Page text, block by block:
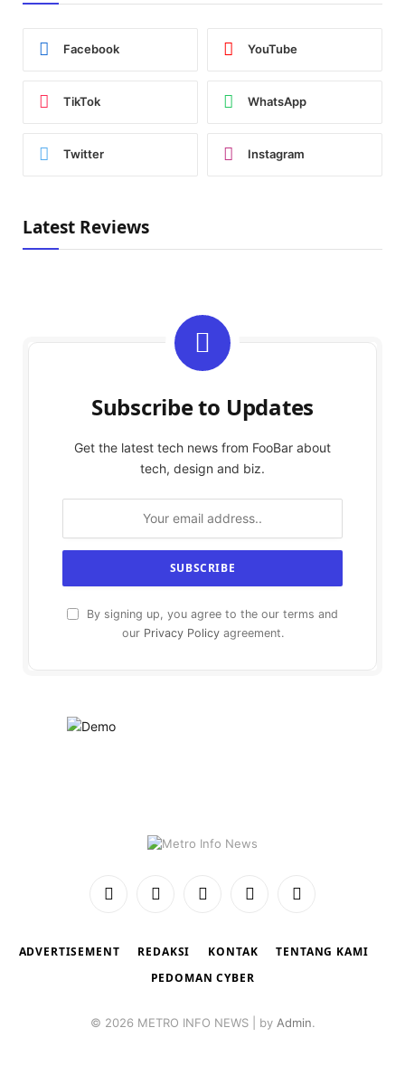
Facebook YouTube
TikTok WhatsApp
Twitter Instagram
Latest Reviews
Subscribe to Updates
Get the latest tech news from FooBar about
tech, design and biz.
By signing up, you agree to the our terms and
our Privacy Policyagreement.
YouTubeInstagramTikTok Facebook
X
ADVERTISEMENT REDAKSI KONTAK
TENTANG KAMI
PEDOMAN CYBER
© 2026 METRO INFO NEWS | by Admin.